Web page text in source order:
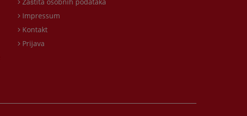
Impressum
Kontakt
Prijava